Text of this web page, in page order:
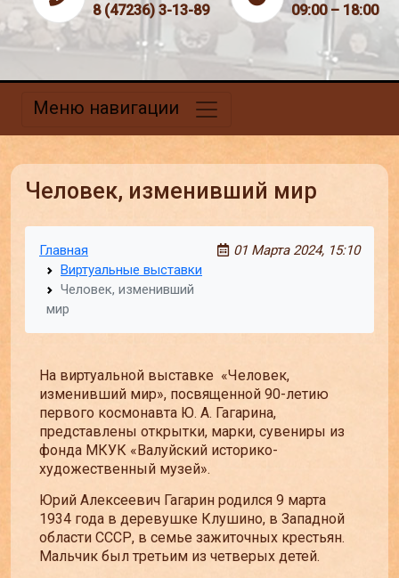
8 (47236) 3-13-89
09:00 – 18:00
Меню навигации
Человек, изменивший мир
Главная
Виртуальные выставки
Человек, изменивший
мир
01 Марта 2024, 15:10
На виртуальной выставке «Человек,
изменивший мир», посвященной 90-летию
первого космонавта Ю. А. Гагарина,
представлены открытки, марки, сувениры из
фонда МКУК «Валуйский историко-
художественный музей».
Юрий Алексеевич Гагарин родился 9 марта
1934 года в деревушке Клушино, в Западной
области СССР, в семье зажиточных крестьян.
Мальчик был третьим из четверых детей.